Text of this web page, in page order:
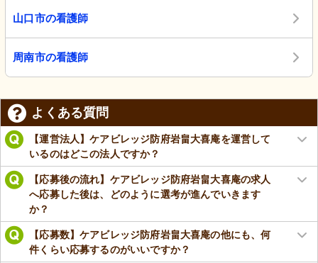
山口市の看護師
周南市の看護師
よくある質問
【運営法人】ケアビレッジ防府岩畠大喜庵を運営して
いるのはどこの法人ですか？
【応募後の流れ】ケアビレッジ防府岩畠大喜庵の求人
へ応募した後は、どのように選考が進んでいきます
か？
【応募数】ケアビレッジ防府岩畠大喜庵の他にも、何
件くらい応募するのがいいですか？